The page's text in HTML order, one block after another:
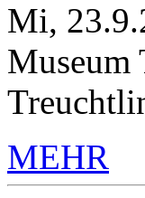
Mi,
Museum
MEHR